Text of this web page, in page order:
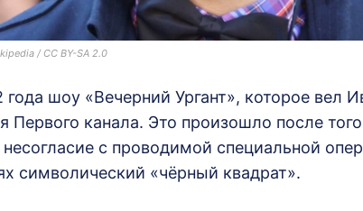
/ CC BY-SA 2.0
шоу «Вечерний Ургант», которое вел
Первого канала. Это произошло после
с проводимой специальной
символический «чёрный квадрат».